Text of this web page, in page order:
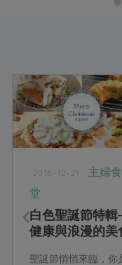
2018-12-21
主婦食
堂
白色聖誕節特輯
健康與浪漫的美
聖誕節悄悄來臨，你